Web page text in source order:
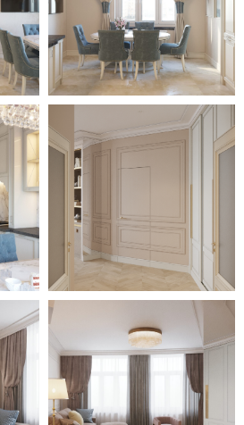
выделена
стоящей
установлены
которые
все
гигиенические